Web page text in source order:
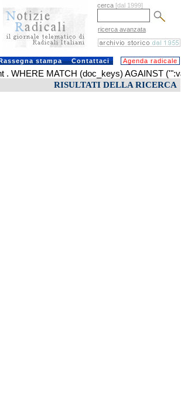
cerca [dal 1999]
ricerca avanzata
stampa Contattaci Agenda radicale
MATCH (doc_keys) AGAINST
RISULTATI DELLA RICERCA